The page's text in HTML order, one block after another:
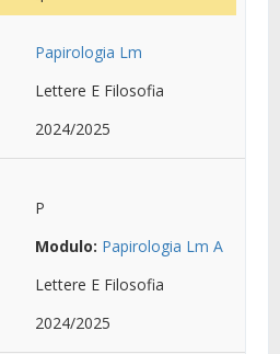
Papirologia Lm
Lettere E Filosofia
2024/2025
P
Modulo: Papirologia Lm A
Lettere E Filosofia
2024/2025